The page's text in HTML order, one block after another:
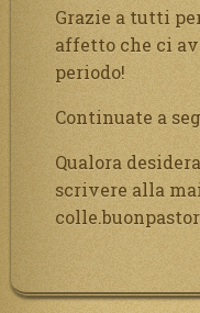
Grazie a tutti
affetto che ci
periodo!
Continuate a
Qualora
scrivere alla